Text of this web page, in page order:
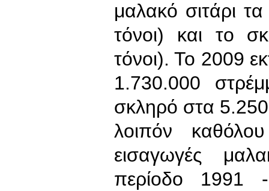
μαλακό σιτάρι
τόνοι) και το
τόνοι). Το 2009
1.730.000
σκληρό στα
λοιπόν
εισαγωγές
περίοδο 1991